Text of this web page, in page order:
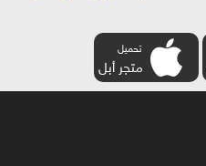
تحميل
متجر أبل